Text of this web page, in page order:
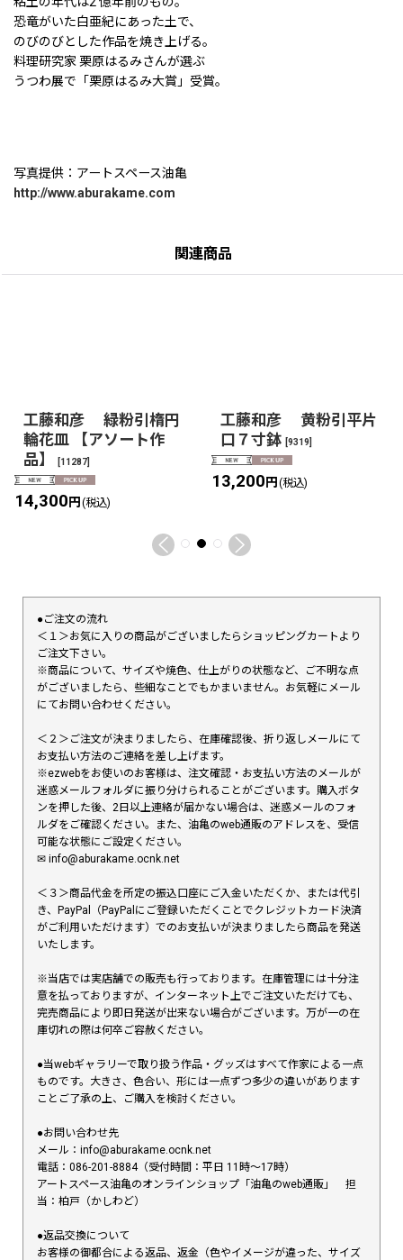
恐竜がいた白亜紀にあった土で、
のびのびとした作品を焼き上げる。
料理研究家 栗原はるみさんが選ぶ
うつわ展で「栗原はるみ大賞」受賞。
写真提供：アートスペース油亀
http://www.aburakame.com
関連商品
工藤和彦 緑粉引楕円
輪花皿 【アソート作
品】
[11287]
14,300円 (税込)
工藤和彦 黄粉引平片
口７寸鉢 [9319]
13,200円 (税込)
●ご注文の流れ
＜１＞お気に入りの商品がございましたらショッピングカートより
ご注文下さい。
※商品について、サイズや焼色、仕上がりの状態など、ご不明な点
がございましたら、些細なことでもかまいません。お気軽にメール
にてお問い合わせください。
＜２＞ご注文が決まりましたら、在庫確認後、折り返しメールにて
お支払い方法のご連絡を差し上げます。
※ezwebをお使いのお客様は、注文確認・お支払い方法のメールが
迷惑メールフォルダに振り分けられることがございます。購入ボタ
ンを押した後、2日以上連絡が届かない場合は、迷惑メールのフォ
ルダをご確認ください。また、油亀のweb通販のアドレスを、受信
可能な状態にご設定ください。
✉︎ info@aburakame.ocnk.net
＜３＞商品代金を所定の振込口座にご入金いただくか、または代引
き、PayPal（PayPalにご登録いただくことでクレジットカード決済
がご利用いただけます）でのお支払いが決まりましたら商品を発送
いたします。
※当店では実店舗での販売も行っております。在庫管理には十分注
意を払っておりますが、インターネット上でご注文いただけても、
完売商品により即日発送が出来ない場合がございます。万が一の在
庫切れの際は何卒ご容赦ください。
●当webギャラリーで取り扱う作品・グッズはすべて作家による一点
ものです。大きさ、色合い、形には一点ずつ多少の違いがあります
ことご了承の上、ご購入を検討ください。
●お問い合わせ先
メール：info@aburakame.ocnk.net
電話：086-201-8884（受付時間：平日 11時〜17時）
アートスペース油亀のオンラインショップ「油亀のweb通販」 担
当：柏戸（かしわど）
●返品交換について
お客様の御都合による返品、返金（色やイメージが違った、サイズ